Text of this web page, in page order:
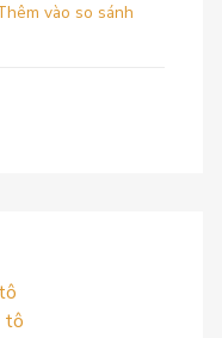
vào so sánh
tô